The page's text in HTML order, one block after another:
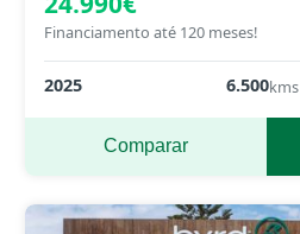
Financiamento até 120 meses!
2025 6.500kms
Comparar